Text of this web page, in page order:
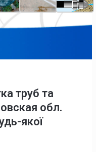
труб та
обл.
якої